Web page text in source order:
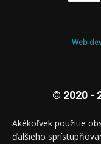
Web
© 2020 -
Akékoľvek použitie
ďalšieho